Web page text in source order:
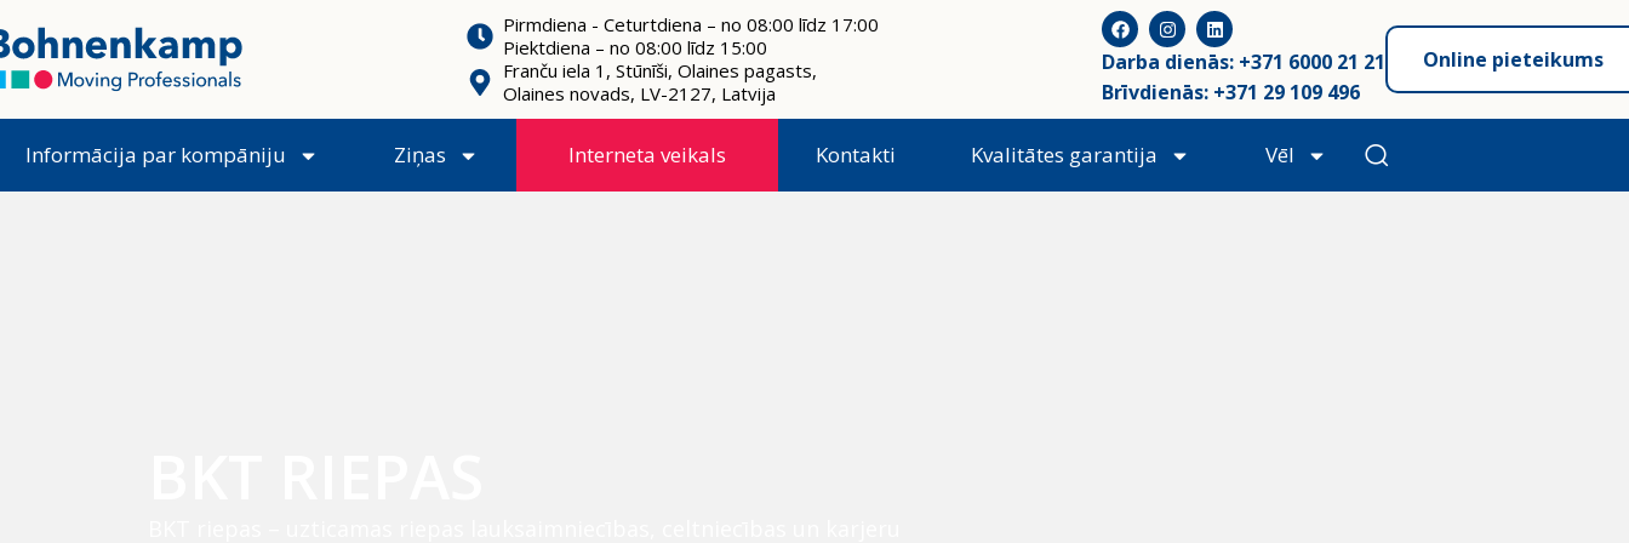
Pirmdiena - Ceturtdiena – no 08:00 līdz 17:00
Piektdiena – no 08:00 līdz 15:00
Franču iela 1, Stūnīši, Olaines pagasts,
Olaines novads, LV-2127, Latvija
Darba dienās: +371 6000 21 21
Brīvdienās: +371 29 109 496
Online pieteikums
Informācija par kompāniju Ziņas Interneta veikals Kontakti Kvalitātes garantija Vēl